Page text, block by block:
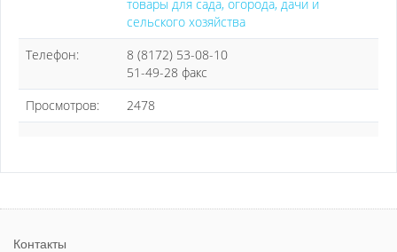
товары для сада, огорода, дачи и
сельского хозяйства
Телефон:
8 (8172) 53-08-10
51-49-28 факс
Просмотров:
2478
Контакты